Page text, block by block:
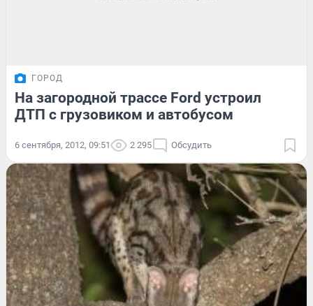
ГОРОД
На загородной трассе Ford устроил
ДТП с грузовиком и автобусом
6 сентября, 2012, 09:51 2 295 Обсудить